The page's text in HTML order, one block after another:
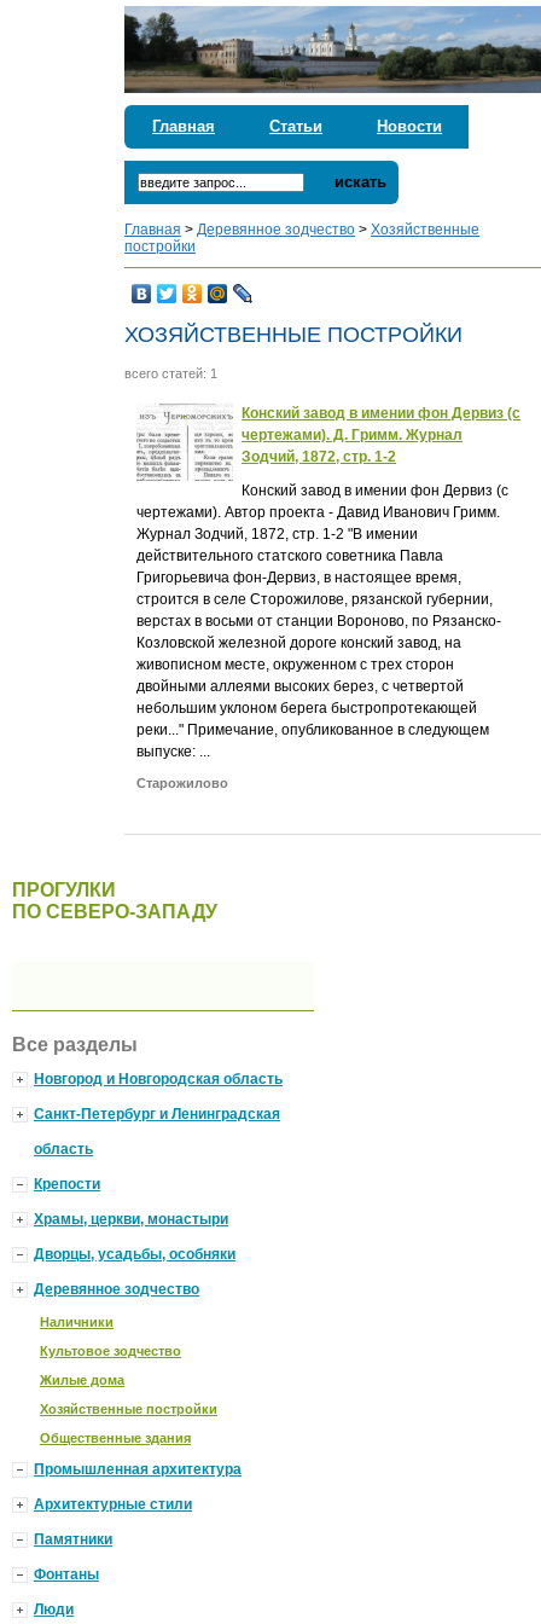
Главная Статьи Новости
искать
Главная >Деревянное зодчество >Хозяйственные
постройки
ХОЗЯЙСТВЕННЫЕ ПОСТРОЙКИ
всего статей: 1
Конский завод в имении фон Дервиз (с
чертежами). Д. Гримм. Журнал
Зодчий, 1872, стр. 1-2
Конский завод в имении фон Дервиз (с
чертежами). Автор проекта - Давид Иванович Гримм.
Журнал Зодчий, 1872, стр. 1-2 "В имении
действительного статского советника Павла
Григорьевича фон-Дервиз, в настоящее время,
строится в селе Сторожилове, рязанской губернии,
верстах в восьми от станции Вороново, по Рязанско-
Козловской железной дороге конский завод, на
живописном месте, окруженном с трех сторон
двойными аллеями высоких берез, с четвертой
небольшим уклоном берега быстропротекающей
реки..." Примечание, опубликованное в следующем
выпуске: ...
Старожилово
ПРОГУЛКИ
ПО СЕВЕРО-ЗАПАДУ
Все разделы
Новгород и Новгородская область
Санкт-Петербург и Ленинградская
область
Крепости
Храмы, церкви, монастыри
Дворцы, усадьбы, особняки
Деревянное зодчество
Наличники
Культовое зодчество
Жилые дома
Хозяйственные постройки
Общественные здания
Промышленная архитектура
Архитектурные стили
Памятники
Фонтаны
Люди